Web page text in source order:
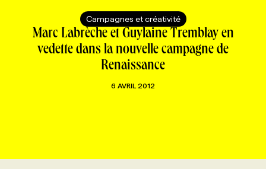
CATÉGORIES
TOUTES LES CATÉGORIES
CAMPAGNES ET CRÉATIVITÉ
NOUVEAUX MANDATS
CHRONIQUES
TOUTES LES CHRONIQUES
MARKETING ET COMMUNICATION
FORFAITS ABONNEMENT
VOIR TOUTES LES PARUTIONS
INFOLETTRES
INFOLETTRE EN BREF
BULLETIN RECRUTEMENT
AFFICHEZ UN POSTE / TARIFS
CANDIDAT
NOS CONFÉRENCES
FORMATIONS
Campagnes et créativité
Marc Labrèche et Guylaine Tremblay en
vedette dans la nouvelle campagne de
Renaissance
6 AVRIL 2012